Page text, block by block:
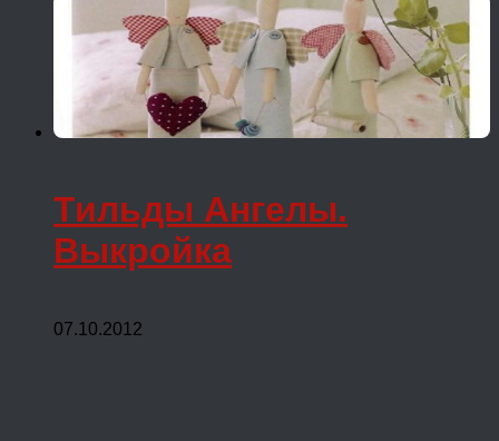
Тильды Ангелы.
Выкройка
07.10.2012